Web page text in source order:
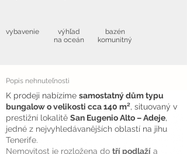
vybavenie
výhľad
na oceán
bazén
komunitný
Popis nehnuteľnosti
K prodeji nabízíme samostatný dům typu
bungalow o velikosti cca 140 m², situovaný v
prestižní lokalitě San Eugenio Alto – Adeje,
jedné z nejvyhledávanějších oblastí na jihu
Tenerife.
Nemovitost je rozložena do tří podlaží a